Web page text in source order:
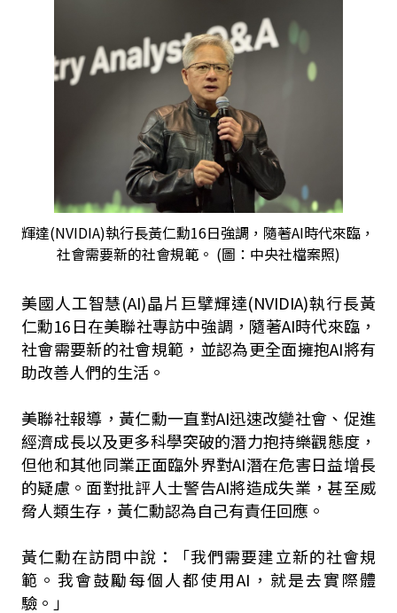
輝達(NVIDIA)執行長黃仁勳16日強調，隨著AI時代來臨，
社會需要新的社會規範。 (圖：中央社檔案照)
美國人工智慧(AI)晶片巨擘輝達(NVIDIA)執行長黃
仁勳16日在美聯社專訪中強調，隨著AI時代來臨，
社會需要新的社會規範，並認為更全面擁抱AI將有
助改善人們的生活。
美聯社報導，黃仁勳一直對AI迅速改變社會、促進
經濟成長以及更多科學突破的潛力抱持樂觀態度，
但他和其他同業正面臨外界對AI潛在危害日益增長
的疑慮。面對批評人士警告AI將造成失業，甚至威
脅人類生存，黃仁勳認為自己有責任回應。
黃仁勳在訪問中說：「我們需要建立新的社會規
範。我會鼓勵每個人都使用AI，就是去實際體
驗。」